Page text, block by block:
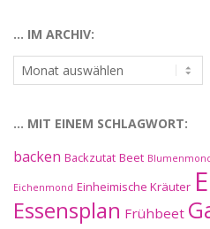
… IM ARCHIV:
…
im
… MIT EINEM SCHLAGWORT:
backen Backzutat Beet
Eichenmond Einheimische Kräuter
Essensplan Frühbeet